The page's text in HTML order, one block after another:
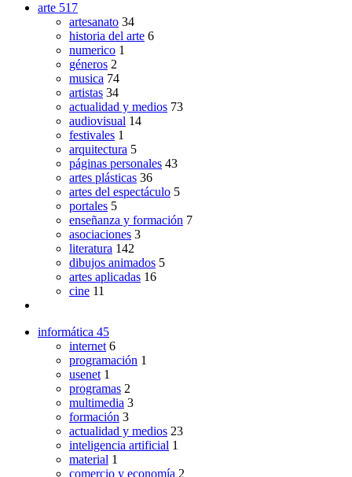
arte 517
artesanato 34
historia del arte 6
numerico 1
géneros 2
musica 74
artistas 34
actualidad y medios 73
audiovisual 14
festivales 1
arquitectura 5
páginas personales 43
artes plásticas 36
artes del espectáculo 5
portales 5
enseñanza y formación 7
asociaciones 3
literatura 142
dibujos animados 5
artes aplicadas 16
cine 11
informática 45
internet 6
programación 1
usenet 1
programas 2
multimedia 3
formación 3
actualidad y medios 23
inteligencia artificial 1
material 1
comercio y economía 2